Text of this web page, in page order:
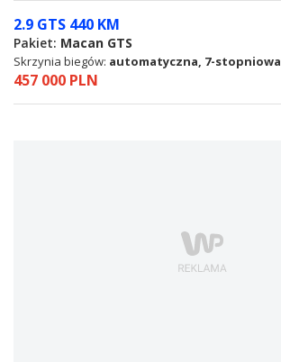
2.9 GTS 440 KM
Pakiet: Macan GTS
Skrzynia biegów: automatyczna, 7-stopniowa
457 000 PLN